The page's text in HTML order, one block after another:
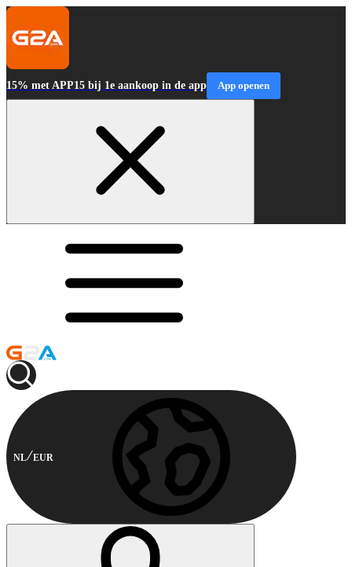
15% met APP15 bij 1e aankoop in de app App openen
NL EUR